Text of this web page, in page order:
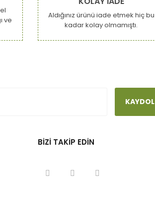
ve
Aldığınız ürünü iade etmek hiç bu
kadar kolay olmamıştı.
KAYDOL
BİZİ TAKİP EDİN